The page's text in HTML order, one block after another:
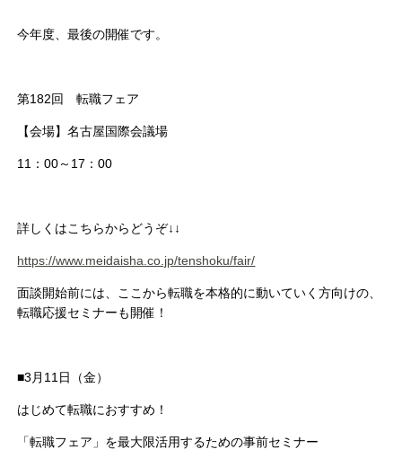
今年度、最後の開催です。
第182回 転職フェア
【会場】名古屋国際会議場
11：00～17：00
詳しくはこちらからどうぞ↓↓
https://www.meidaisha.co.jp/tenshoku/fair/
面談開始前には、ここから転職を本格的に動いていく方向けの、
転職応援セミナーも開催！
■3月11日（金）
はじめて転職におすすめ！
「転職フェア」を最大限活用するための事前セミナー